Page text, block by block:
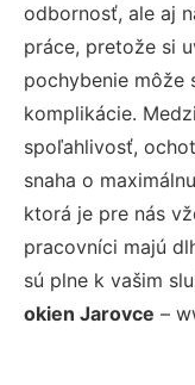
odbornosť, ale aj
práce, pretože si
pochybenie môže
komplikácie.
spoľahlivosť,
snaha o
ktorá je pre nás
pracovníci majú
sú plne k vašim
okien Jarovce –